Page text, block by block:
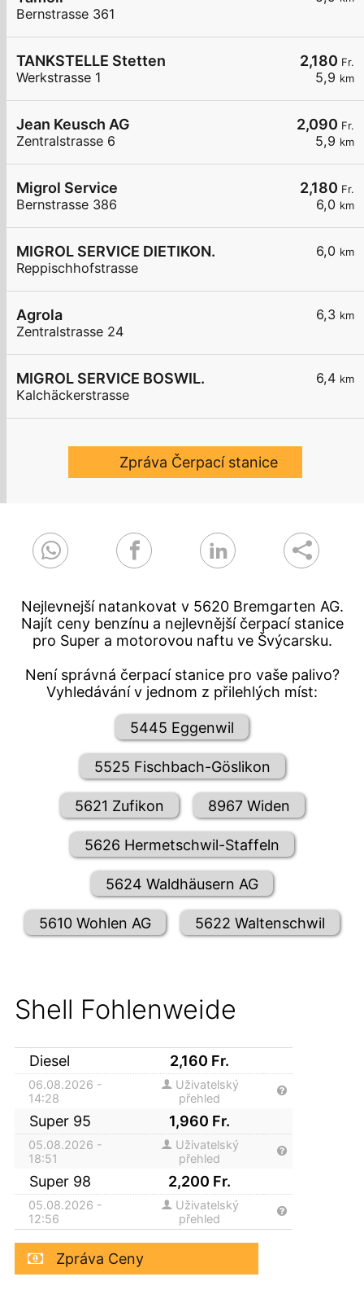
Bernstrasse 361
2,180 Fr.
5,9 km
TANKSTELLE Stetten
Werkstrasse 1
2,090 Fr.
5,9 km
Jean Keusch AG
Zentralstrasse 6
2,180 Fr.
6,0 km
Migrol Service
Bernstrasse 386
6,0 km
MIGROL SERVICE DIETIKON.
Reppischhofstrasse
6,3 km
Agrola
Zentralstrasse 24
6,4 km
MIGROL SERVICE BOSWIL.
Kalchäckerstrasse
Zpráva Čerpací stanice
Nejlevnejší natankovat v 5620 Bremgarten AG.
Najít ceny benzínu a nejlevnější čerpací stanice
pro Super a motorovou naftu ve Švýcarsku.
Není správná čerpací stanice pro vaše palivo?
Vyhledávání v jednom z přilehlých míst:
5445 Eggenwil
5525 Fischbach-Göslikon
5621 Zufikon 8967 Widen
5626 Hermetschwil-Staffeln
5624 Waldhäusern AG
5610 Wohlen AG 5622 Waltenschwil
Shell Fohlenweide
Diesel 2,160 Fr.
06.08.2026 -
14:28
Uživatelský
přehled
Super 95 1,960 Fr.
05.08.2026 -
18:51
Uživatelský
přehled
Super 98 2,200 Fr.
05.08.2026 -
12:56
Uživatelský
přehled
Zpráva Ceny